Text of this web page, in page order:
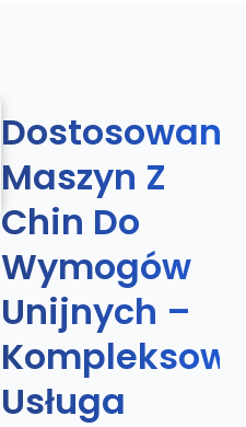
Maszyn Z
Chin Do
Wymogów
Unijnych –
Usługa